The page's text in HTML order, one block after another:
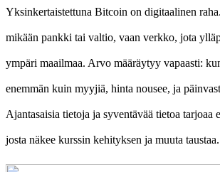
Yksinkertaistettuna Bitcoin on digitaalinen
mikään pankki tai valtio, vaan verkko, jota
ympäri maailmaa. Arvo määräytyy vapaasti:
enemmän kuin myyjiä, hinta nousee, ja
Ajantasaisia tietoja ja syventävää tietoa tarjoaa
josta näkee kurssin kehityksen ja muuta taustaa.